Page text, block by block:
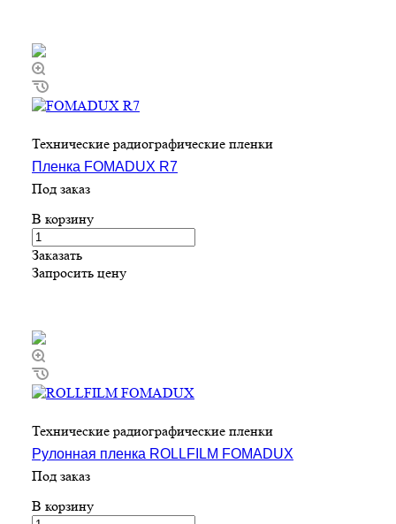
Технические радиографические пленки
Пленка FOMADUX R7
Под заказ
В корзину
Заказать
Запросить цену
Технические радиографические пленки
Рулонная пленка ROLLFILM FOMADUX
Под заказ
В корзину